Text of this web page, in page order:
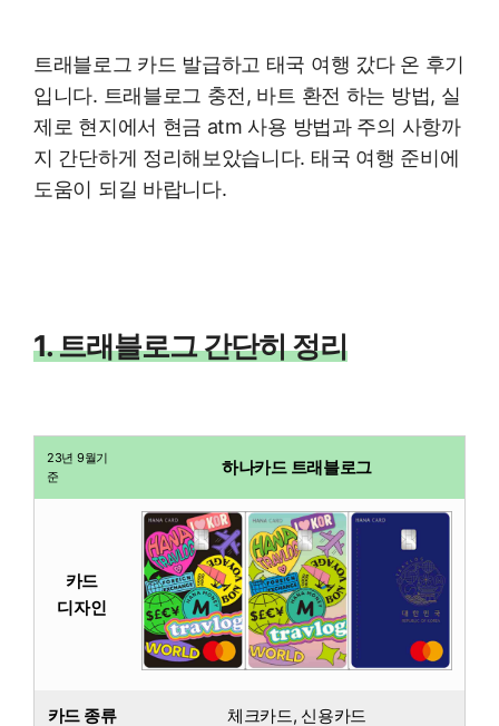
트래블로그 카드 발급하고 태국 여행 갔다 온 후기
입니다. 트래블로그 충전, 바트 환전 하는 방법, 실
제로 현지에서 현금 atm 사용 방법과 주의 사항까
지 간단하게 정리해보았습니다. 태국 여행 준비에
도움이 되길 바랍니다.
1. 트래블로그 간단히 정리
23년 9월기
준
하나카드 트래블로그
카드
디자인
카드 종류 체크카드, 신용카드